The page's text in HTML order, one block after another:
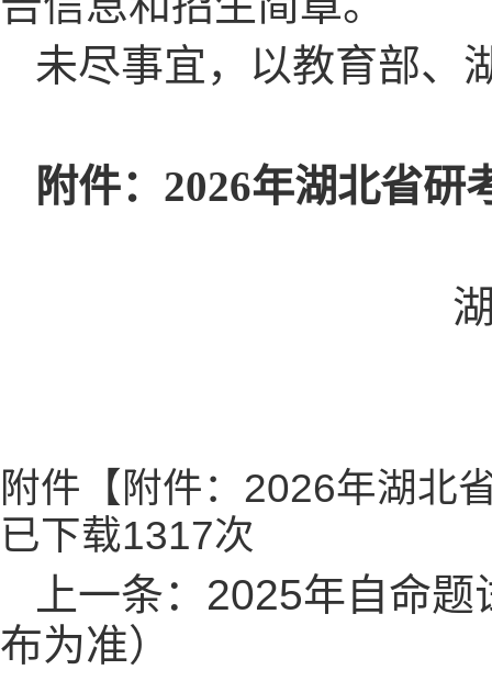
未尽事宜，以教育部、
附件： 2026年湖北省研
附件【 附件：2026年湖北
已下载1317次
上一条： 2025年自命题
布为准）